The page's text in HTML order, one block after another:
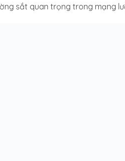
sắt quan trọng trong mạng